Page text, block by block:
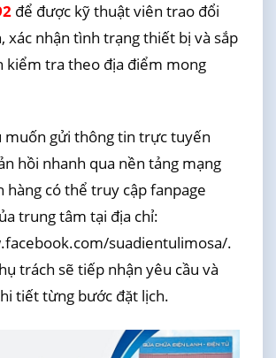
để được kỹ thuật viên trao đổi
xác nhận tình trạng thiết bị và sắp
kiểm tra theo địa điểm mong
muốn gửi thông tin trực tuyến
hồi nhanh qua nền tảng mạng
hàng có thể truy cập fanpage
trung tâm tại địa chỉ:
suadientulimosa/.
trách sẽ tiếp nhận yêu cầu và
tiết từng bước đặt lịch.